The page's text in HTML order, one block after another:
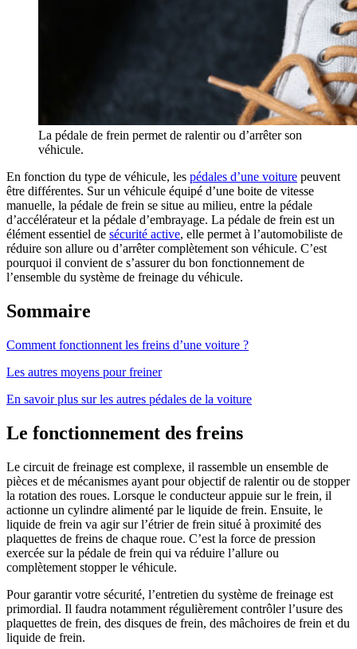
La pédale de frein permet de ralentir ou d’arrêter son
véhicule.
En fonction du type de véhicule, les pédales d’une voiture peuvent
être différentes. Sur un véhicule équipé d’une boite de vitesse
manuelle, la pédale de frein se situe au milieu, entre la pédale
d’accélérateur et la pédale d’embrayage. La pédale de frein est un
élément essentiel de sécurité active, elle permet à l’automobiliste de
réduire son allure ou d’arrêter complètement son véhicule. C’est
pourquoi il convient de s’assurer du bon fonctionnement de
l’ensemble du système de freinage du véhicule.
Sommaire
Comment fonctionnent les freins d’une voiture ?
Les autres moyens pour freiner
En savoir plus sur les autres pédales de la voiture
Le fonctionnement des freins
Le circuit de freinage est complexe, il rassemble un ensemble de
pièces et de mécanismes ayant pour objectif de ralentir ou de stopper
la rotation des roues. Lorsque le conducteur appuie sur le frein, il
actionne un cylindre alimenté par le liquide de frein. Ensuite, le
liquide de frein va agir sur l’étrier de frein situé à proximité des
plaquettes de freins de chaque roue. C’est la force de pression
exercée sur la pédale de frein qui va réduire l’allure ou
complètement stopper le véhicule.
Pour garantir votre sécurité, l’entretien du système de freinage est
primordial. Il faudra notamment régulièrement contrôler l’usure des
plaquettes de frein, des disques de frein, des mâchoires de frein et du
liquide de frein.